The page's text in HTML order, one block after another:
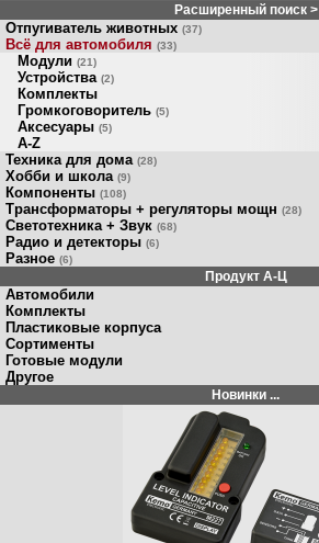
Расширенный поиск >
Отпугиватель животных (37)
Всё для автомобиля (33)
Модули (21)
Устройства (2)
Комплекты
Громкоговоритель (5)
Аксесуары (5)
A-Z
Техника для дома (28)
Хобби и школа (9)
Компоненты (108)
Трансформаторы + регуляторы мощн (28)
Светотехника + Звук (68)
Радио и детекторы (6)
Разное (6)
Продукт A-Ц
Автомобили
Комплекты
Пластиковые корпуса
Сортименты
Готовые модули
Другое
Новинки ...